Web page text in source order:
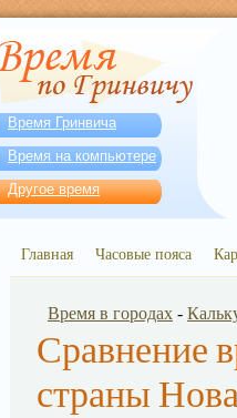
Время Гринвича
Время на компьютере
Другое время
Главная Часовые пояса
Время в городах -
Сравнение
страны